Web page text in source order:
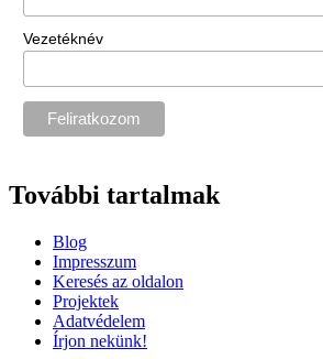
Vezetéknév
További tartalmak
Blog
Impresszum
Keresés az oldalon
Projektek
Adatvédelem
Írjon nekünk!